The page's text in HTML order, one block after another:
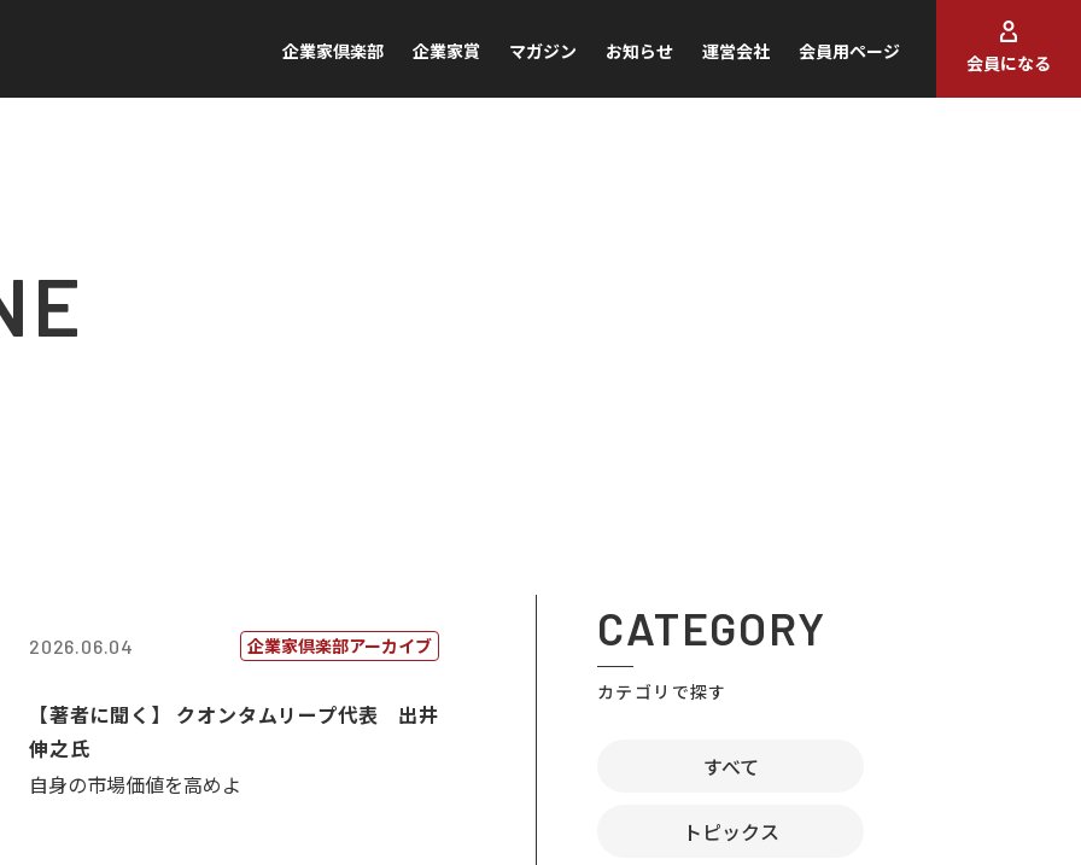
企業家倶楽部 企業家賞 マガジン お知らせ 運営会社 会員用ページ
会員になる
2026.06.04 企業家倶楽部アーカイブ
【著者に聞く】 クオンタムリープ代表 出井
伸之氏
自身の市場価値を高めよ
CATEGORY
カテゴリで探す
すべて
トピックス